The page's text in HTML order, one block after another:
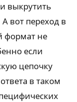
выкрутить
вот переход в
формат не
если
цепочку
в таком